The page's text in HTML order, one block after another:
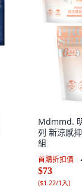
Mdmmd.
列 新涼感
組
首購折扣價
$73
($1.22/1入)